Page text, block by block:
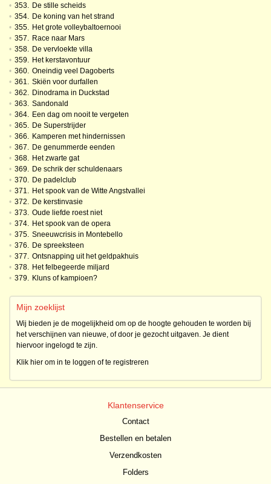
• 353. De stille scheids
• 354. De koning van het strand
• 355. Het grote volleybaltoernooi
• 357. Race naar Mars
• 358. De vervloekte villa
• 359. Het kerstavontuur
• 360. Oneindig veel Dagoberts
• 361. Skiën voor durfallen
• 362. Dinodrama in Duckstad
• 363. Sandonald
• 364. Een dag om nooit te vergeten
• 365. De Superstrijder
• 366. Kamperen met hindernissen
• 367. De genummerde eenden
• 368. Het zwarte gat
• 369. De schrik der schuldenaars
• 370. De padelclub
• 371. Het spook van de Witte Angstvallei
• 372. De kerstinvasie
• 373. Oude liefde roest niet
• 374. Het spook van de opera
• 375. Sneeuwcrisis in Montebello
• 376. De spreeksteen
• 377. Ontsnapping uit het geldpakhuis
• 378. Het felbegeerde miljard
• 379. Kluns of kampioen?
Mijn zoeklijst
Wij bieden je de mogelijkheid om op de hoogte gehouden te worden bij
het verschijnen van nieuwe, of door je gezocht uitgaven. Je dient
hiervoor ingelogd te zijn.
Klik hier om in te loggen of te registreren
Klantenservice
Contact
Bestellen en betalen
Verzendkosten
Folders